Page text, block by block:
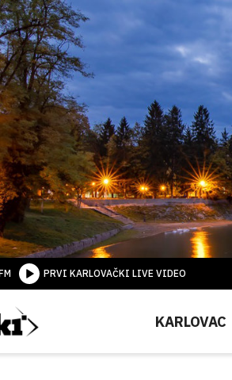
PRVI KARLOVAČKI LIVE VIDEO
KARLOVAC